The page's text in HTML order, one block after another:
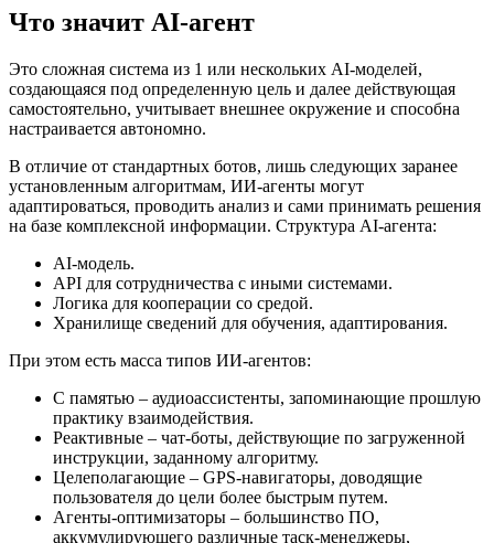
Что значит AI-агент
Это сложная система из 1 или нескольких AI-моделей,
создающаяся под определенную цель и далее действующая
самостоятельно, учитывает внешнее окружение и способна
настраивается автономно.
В отличие от стандартных ботов, лишь следующих заранее
установленным алгоритмам, ИИ-агенты могут
адаптироваться, проводить анализ и сами принимать решения
на базе комплексной информации. Структура AI-агента:
AI-модель.
API для сотрудничества с иными системами.
Логика для кооперации со средой.
Хранилище сведений для обучения, адаптирования.
При этом есть масса типов ИИ-агентов:
С памятью – аудиоассистенты, запоминающие прошлую
практику взаимодействия.
Реактивные – чат-боты, действующие по загруженной
инструкции, заданному алгоритму.
Целеполагающие – GPS-навигаторы, доводящие
пользователя до цели более быстрым путем.
Агенты-оптимизаторы – большинство ПО,
аккумулирующего различные таск-менеджеры,